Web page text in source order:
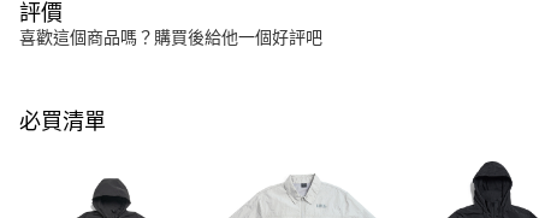
評價
喜歡這個商品嗎？購買後給他一個好評吧
必買清單